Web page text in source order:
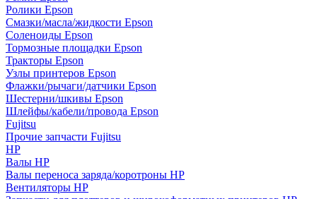
Ролики Epson
Смазки/масла/жидкости Epson
Соленоиды Epson
Тормозные площадки Epson
Тракторы Epson
Узлы принтеров Epson
Флажки/рычаги/датчики Epson
Шестерни/шкивы Epson
Шлейфы/кабели/провода Epson
Fujitsu
Прочие запчасти Fujitsu
HP
Валы HP
Валы переноса заряда/коротроны HP
Вентиляторы HP